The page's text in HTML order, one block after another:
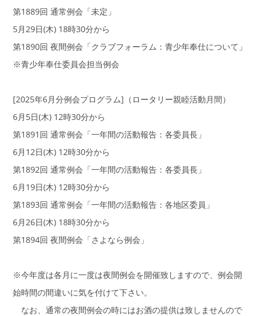
第1889回 通常例会「未定」
5月29日(木) 18時30分から
第1890回 夜間例会「クラブフォーラム：青少年奉仕について」
※青少年奉仕委員会担当例会
[2025年6月分例会プログラム]（ロータリー親睦活動月間）
6月5日(木) 12時30分から
第1891回 通常例会「一年間の活動報告：各委員長」
6月12日(木) 12時30分から
第1892回 通常例会「一年間の活動報告：各委員長」
6月19日(木) 12時30分から
第1893回 通常例会「一年間の活動報告：各地区委員」
6月26日(木) 18時30分から
第1894回 夜間例会「さよなら例会」
※今年度は各月に一度は夜間例会を開催致しますので、例会開
始時間の間違いに気を付けて下さい。
なお、通常の夜間例会の時にはお酒の提供は致しませんので